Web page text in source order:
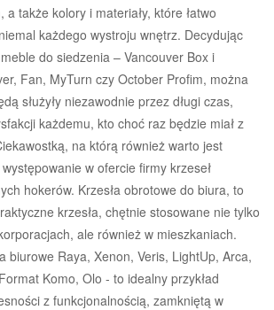
a także kolory i materiały, które łatwo
każdego wystroju wnętrz. Decydując
do siedzenia – Vancouver Box i
Fan, MyTurn czy October Profim, można
służyły niezawodnie przez długi czas,
każdemu, kto choć raz będzie miał z
na którą również warto jest
w ofercie firmy krzeseł
hokerów. Krzesła obrotowe do biura, to
krzesła, chętnie stosowane nie tylko
ale również w mieszkaniach.
biurowe Raya, Xenon, Veris, LightUp, Arca,
Komo, Olo - to idealny przykład
z funkcjonalnością, zamkniętą w